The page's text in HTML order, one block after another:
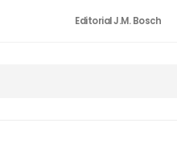
Editorial J.M. Bosch